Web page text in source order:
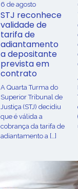
6 de agosto
STJ reconhece
validade de
tarifa de
adiantamento
a depositante
prevista em
contrato
A Quarta Turma do
Superior Tribunal de
Justiça (STJ) decidiu
que é válida a
cobrança da tarifa de
adiantamento a […]